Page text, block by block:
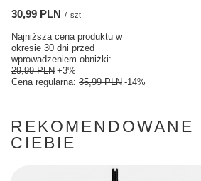
30,99 PLN / szt.
Najniższa cena produktu w
okresie 30 dni przed
wprowadzeniem obniżki:
29,99 PLN +3%
Cena regularna: 35,99 PLN -14%
REKOMENDOWANE
CIEBIE